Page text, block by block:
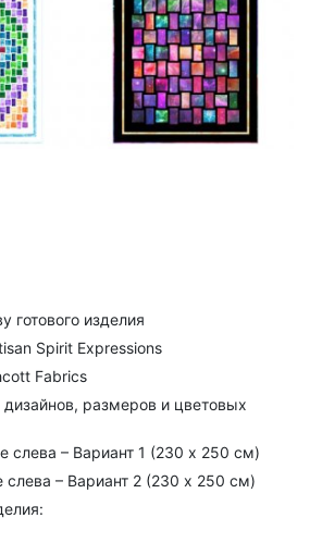
готового изделия
Spirit Expressions
Fabrics
дизайнов, размеров и цветовых
слева – Вариант 1 (230 х 250 см)
– Вариант 2 (230 х 250 см)